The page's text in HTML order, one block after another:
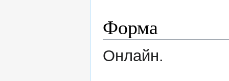
Форма
Онлайн.